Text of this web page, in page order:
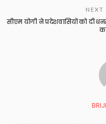
NEXT
सीएम योगी ने प्रदेशवासियों को